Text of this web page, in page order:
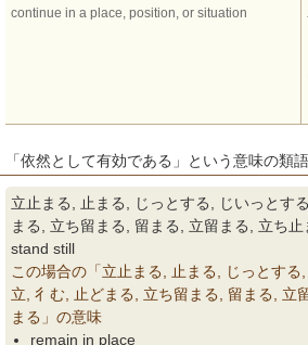
continue in a place, position, or situation
「依然として有効である」という意味の類語
立止まる, 止まる, じっとする, じいっとす
まる, 立ち留まる, 留まる, 立留まる, 立ち止
stand still
この場合の「立止まる, 止まる, じっとす
立, 彳む, 止どまる, 立ち留まる, 留まる, 立
まる」の意味
remain in place